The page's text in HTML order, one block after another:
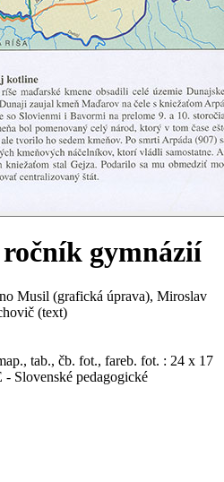
gymnázií
Musil (grafická úprava), Miroslav
(text)
tab., čb. fot., fareb. fot. : 24 x 17
Slovenské pedagogické